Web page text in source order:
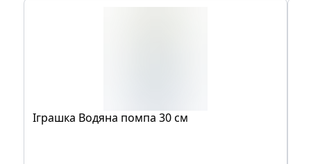
Іграшка Водяна помпа 30 см